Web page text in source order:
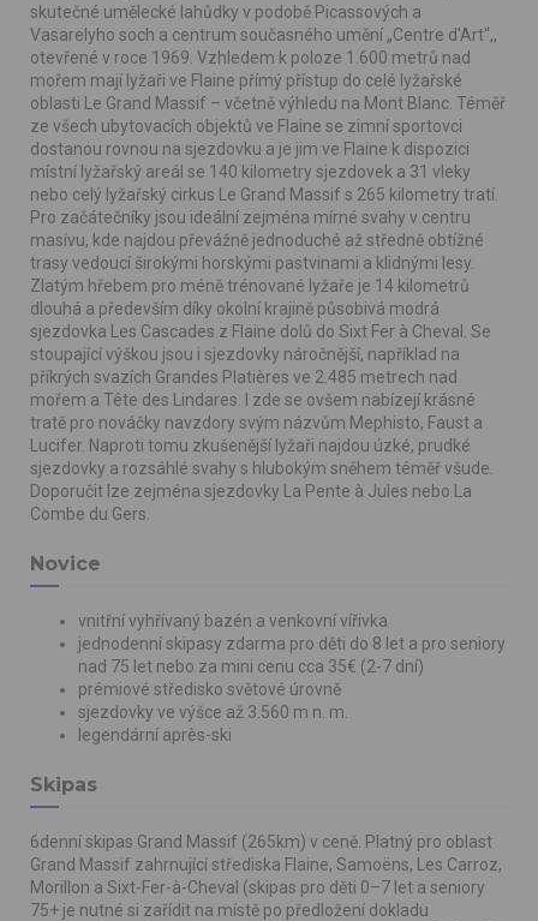
skutečné umělecké lahůdky v podobě Picassových a
Vasarelyho soch a centrum současného umění „Centre d'Art“,,
otevřené v roce 1969. Vzhledem k poloze 1.600 metrů nad
mořem mají lyžaři ve Flaine přímý přístup do celé lyžařské
oblasti Le Grand Massif – včetně výhledu na Mont Blanc. Téměř
ze všech ubytovacích objektů ve Flaine se zimní sportovci
dostanou rovnou na sjezdovku a je jim ve Flaine k dispozici
místní lyžařský areál se 140 kilometry sjezdovek a 31 vleky
nebo celý lyžařský cirkus Le Grand Massif s 265 kilometry tratí.
Pro začátečníky jsou ideální zejména mírné svahy v centru
masívu, kde najdou převážně jednoduché až středně obtížné
trasy vedoucí širokými horskými pastvinami a klidnými lesy.
Zlatým hřebem pro méně trénované lyžaře je 14 kilometrů
dlouhá a především díky okolní krajině působivá modrá
sjezdovka Les Cascades z Flaine dolů do Sixt Fer à Cheval. Se
stoupající výškou jsou i sjezdovky náročnější, například na
příkrých svazích Grandes Platières ve 2.485 metrech nad
mořem a Tête des Lindares. I zde se ovšem nabízejí krásné
tratě pro nováčky navzdory svým názvům Mephisto, Faust a
Lucifer. Naproti tomu zkušenější lyžaři najdou úzké, prudké
sjezdovky a rozsáhlé svahy s hlubokým sněhem téměř všude.
Doporučit lze zejména sjezdovky La Pente à Jules nebo La
Combe du Gers.
Novice
vnitřní vyhřívaný bazén a venkovní vířivka
jednodenní skipasy zdarma pro děti do 8 let a pro seniory
nad 75 let nebo za mini cenu cca 35€ (2-7 dní)
prémiové středisko světové úrovně
sjezdovky ve výšce až 3.560 m n. m.
legendární après-ski
Skipas
6denní skipas Grand Massif (265km) v ceně. Platný pro oblast
Grand Massif zahrnující střediska Flaine, Samoëns, Les Carroz,
Morillon a Sixt-Fer-à-Cheval (skipas pro děti 0–7 let a seniory
75+ je nutné si zařídit na místě po předložení dokladu